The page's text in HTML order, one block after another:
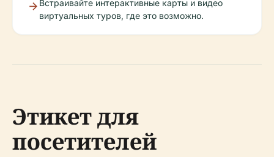
Встраивайте интерактивные карты и видео
виртуальных туров, где это возможно.
Этикет для
посетителей